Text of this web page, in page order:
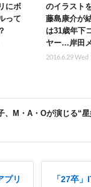
にボ
って
のイラスト
藤島康介が
は31歳年下
ヤー…岸田
2016.6.29 Wed
、M・A・Oが演じる“
プリ
「27卒